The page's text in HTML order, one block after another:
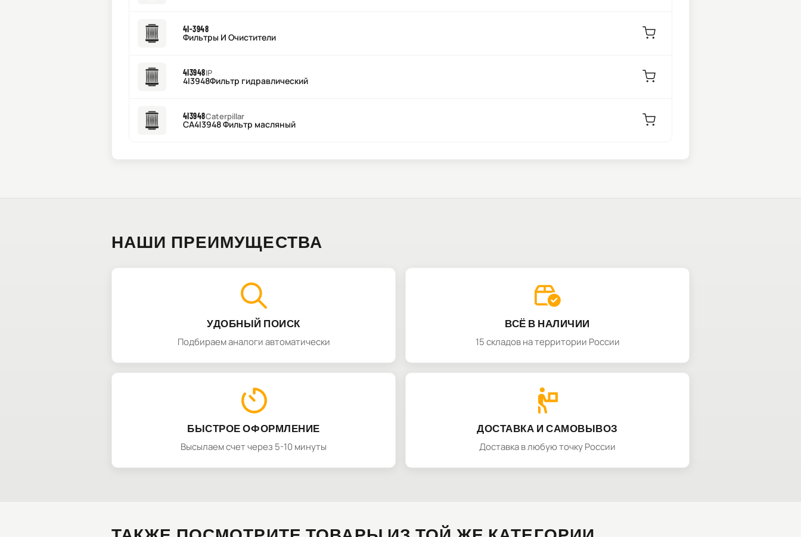
4I-3948
Фильтры И Очистители
4I3948IP
4I3948Фильтр гидравлический
4I3948Caterpillar
CA4I3948 Фильтр масляный
НАШИ ПРЕИМУЩЕСТВА
УДОБНЫЙ ПОИСК
Подбираем аналоги автоматически
ВСЁ В НАЛИЧИИ
15 складов на территории России
БЫСТРОЕ ОФОРМЛЕНИЕ
Высылаем счет через 5-10 минуты
ДОСТАВКА И САМОВЫВОЗ
Доставка в любую точку России